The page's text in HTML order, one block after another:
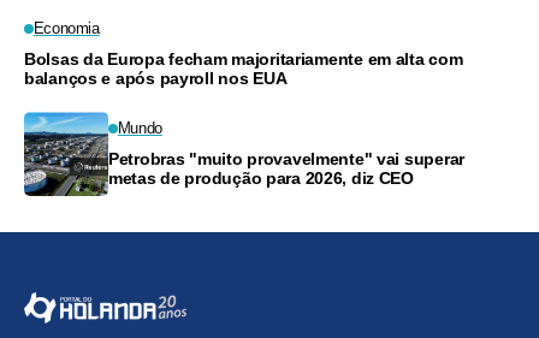
Economia
Bolsas da Europa fecham majoritariamente em alta com
balanços e após payroll nos EUA
Mundo
Petrobras "muito provavelmente" vai superar
metas de produção para 2026, diz CEO